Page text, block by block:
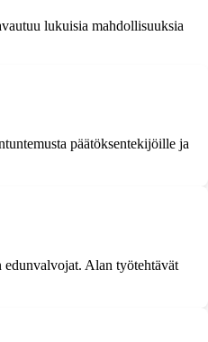
lukuisia mahdollisuuksia
päätöksentekijöille ja
Alan työtehtävät